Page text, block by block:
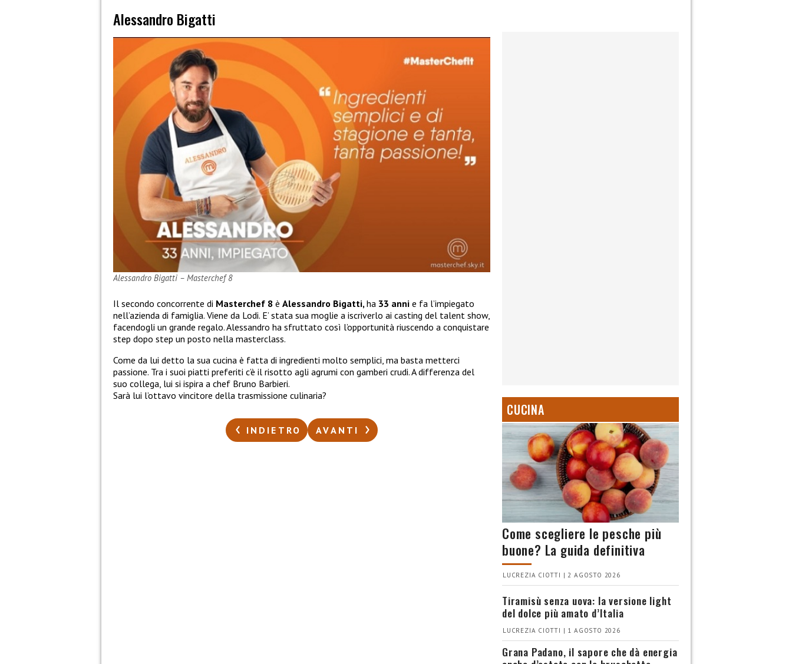
Alessandro Bigatti
Alessandro Bigatti – Masterchef 8
Il secondo concorrente di Masterchef 8 è Alessandro Bigatti,ha 33 anni e fa l’impiegato
nell’azienda di famiglia. Viene da Lodi. E’ stata sua moglie a iscriverlo ai casting del talent show,
facendogli un grande regalo. Alessandro ha sfruttato così l’opportunità riuscendo a conquistare
step dopo step un posto nella masterclass.
Come da lui detto la sua cucina è fatta di ingredienti molto semplici, ma basta metterci
passione. Tra i suoi piatti preferiti c’è il risotto agli agrumi con gamberi crudi. A differenza del
suo collega, lui si ispira a chef Bruno Barbieri.
Sarà lui l’ottavo vincitore della trasmissione culinaria?
INDIETRO AVANTI
CUCINA
Come scegliere le pesche più
buone? La guida definitiva
LUCREZIA CIOTTI | 2 AGOSTO 2026
Tiramisù senza uova: la versione light
del dolce più amato d’Italia
LUCREZIA CIOTTI | 1 AGOSTO 2026
Grana Padano, il sapore che dà energia